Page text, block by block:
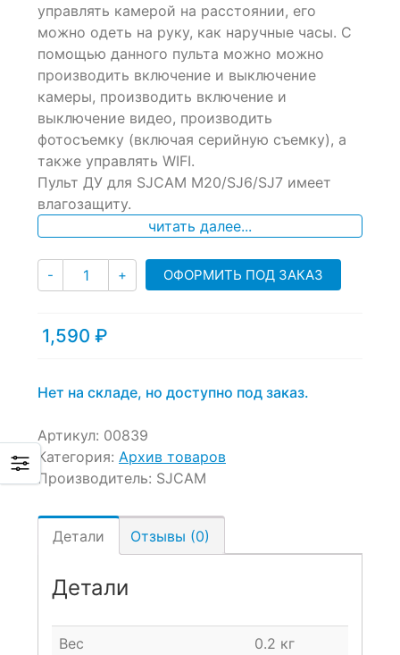
based
on
customer
ratings
управлять камерой на расстоянии, его
можно одеть на руку, как наручные часы. С
помощью данного пульта можно можно
производить включение и выключение
камеры, производить включение и
выключение видео, производить
фотосъемку (включая серийную съемку), а
также управлять WIFI.
Пульт ДУ для SJCAM M20/SJ6/SJ7 имеет
влагозащиту.
читать далее...
- Количество
+ ОФОРМИТЬ ПОД ЗАКАЗ
1,590 ₽
Нет на складе, но доступно под заказ.
Артикул: 00839
Категория: Архив товаров
Производитель: SJCAM
Детали Отзывы (0)
Детали
Вес
0.2 кг